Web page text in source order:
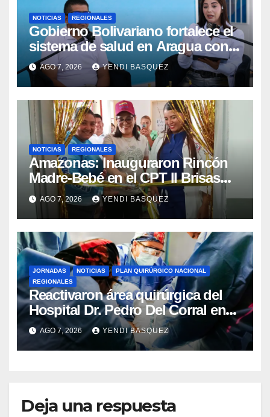
NOTICIAS REGIONALES
Gobierno Bolivariano fortalece el
sistema de salud en Aragua con
la reinauguración del CDI La Mora
AGO 7, 2026 YENDI BASQUEZ
NOTICIAS REGIONALES
​Amazonas: Inauguraron Rincón
Madre-Bebé en el CPT II Brisas
del Aeropuerto ​Inauguraron
Rincón
AGO 7, 2026 YENDI BASQUEZ
JORNADAS NOTICIAS
PLAN QUIRÚRGICO NACIONAL
REGIONALES
Reactivaron área quirúrgica del
Hospital Dr. Pedro Del Corral en
Guárico
AGO 7, 2026 YENDI BASQUEZ
Deja una respuesta